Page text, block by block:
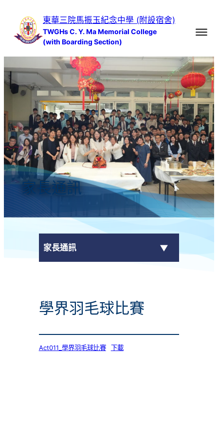
容
東華三院馬振玉紀念中學 (附設宿舍)
TWGHs C. Y. Ma Memorial College
(with Boarding Section)
家長通訊
家長通訊
學校通告
學界羽毛球比賽
Act011_學界羽毛球比賽 下載